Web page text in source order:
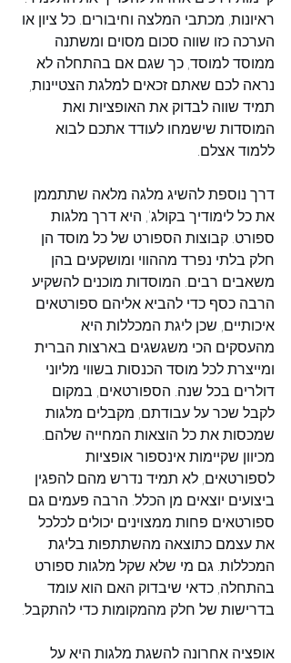
ראיונות, מכתבי המלצה וחיבורים. כל ציון או
הערכה כזו שווה סכום מסוים ומשתנה
ממוסד למוסד, כך שגם אם בהתחלה לא
נראה לכם שאתם זכאים למלגת הצטיינות,
תמיד שווה לבדוק את האופציות ואת
המוסדות שישמחו לעודד אתכם לבוא
ללמוד אצלם.
דרך נוספת להשיג מלגה מלאה שתתממן
את כל לימודיך בקולג', היא דרך מלגות
ספורט. קבוצות הספורט של כל מוסד הן
חלק בלתי נפרד מההווי ומושקעים בהן
משאבים רבים. המוסדות מוכנים להשקיע
הרבה כסף כדי להביא אליהם ספורטאים
איכותיים, שכן ליגת המכללות היא
מהעסקים הכי משגשגים בארצות הברית
ומייצרת לכל מוסד הכנסות בשווי מליוני
דולרים בכל שנה. הספורטאים, במקום
לקבל שכר על עבודתם, מקבלים מלגות
שמכסות את כל הוצאות המחייה שלהם.
מכיוון שקיימות אינספור אופציות
לספורטאים, לא תמיד נדרש מהם להפגין
ביצועים יוצאים מן הכלל. הרבה פעמים גם
ספורטאים פחות ממצוינים יכולים לכלכל
את עצמם כתוצאה מהשתתפות בליגת
המכללות. גם מי שלא שקל מלגות ספורט
בהתחלה, כדאי שיבדוק האם הוא עומד
בדרישות של חלק מהמקומות כדי להתקבל.
אופציה אחרונה להשגת מלגות היא על